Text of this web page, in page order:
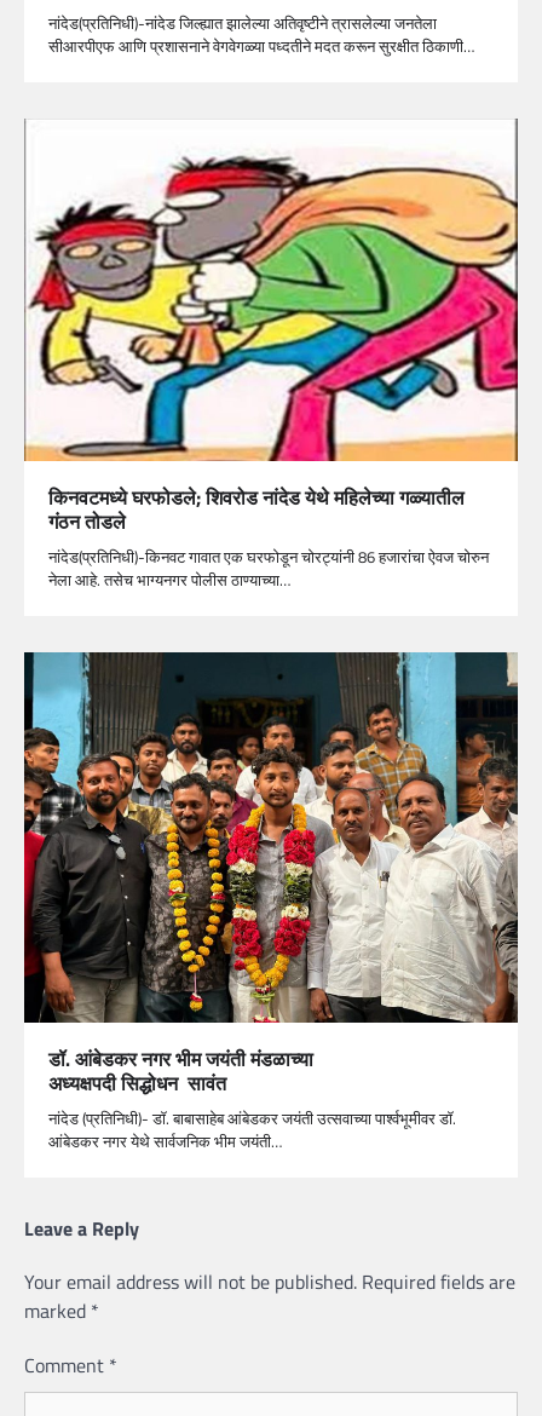
नांदेड(प्रतिनिधी)-नांदेड जिल्ह्यात झालेल्या अतिवृष्टीने त्रासलेल्या जनतेला
सीआरपीएफ आणि प्रशासनाने वेगवेगळ्या पध्दतीने मदत करून सुरक्षीत ठिकाणी…
किनवटमध्ये घरफोडले; शिवरोड नांदेड येथे महिलेच्या गळ्यातील
गंठन तोडले
नांदेड(प्रतिनिधी)-किनवट गावात एक घरफोडून चोरट्यांनी 86 हजारांचा ऐवज चोरुन
नेला आहे. तसेच भाग्यनगर पोलीस ठाण्याच्या…
डॉ. आंबेडकर नगर भीम जयंती मंडळाच्या
अध्यक्षपदी सिद्धोधन सावंत
नांदेड (प्रतिनिधी)- डॉ. बाबासाहेब आंबेडकर जयंती उत्सवाच्या पार्श्वभूमीवर डॉ.
आंबेडकर नगर येथे सार्वजनिक भीम जयंती…
Leave a Reply
Your email address will not be published. Required fields are
marked *
Comment *